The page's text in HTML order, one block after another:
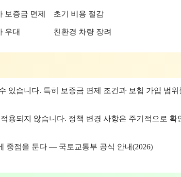
보증금 면제 초기 비용 절감
우대 친환경 차량 장려
있습니다. 특히 보증금 면제 조건과 보험 가입 범위
용되지 않습니다. 정책 변경 사항은 주기적으로 확
중점을 둔다 — 국토교통부 공식 안내(2026)